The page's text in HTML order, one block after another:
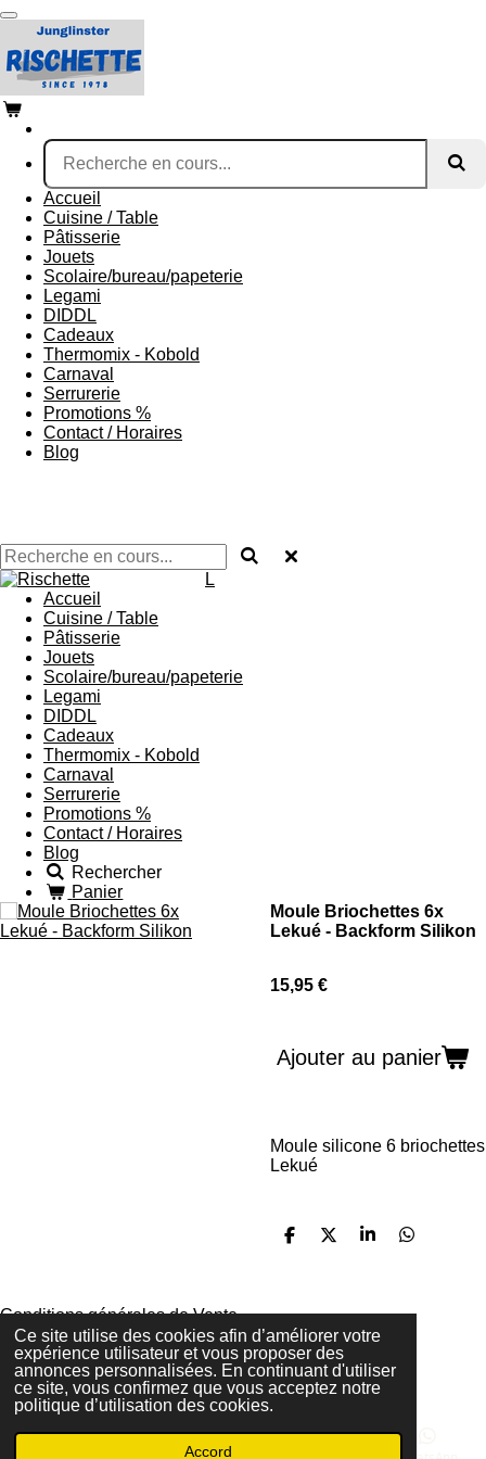
Ce site utilise des cookies afin d’améliorer votre
expérience utilisateur et vous proposer des
annonces personnalisées. En continuant d'utiliser
ce site, vous confirmez que vous acceptez notre
politique d’utilisation des cookies.
Accord
Passer
contenu
principal
Accueil
Cuisine / Table
Pâtisserie
Jouets
Scolaire/bureau/papeterie
Legami
DIDDL
Cadeaux
Thermomix - Kobold
Carnaval
Serrurerie
Promotions %
Contact / Horaires
Blog
L
Accueil
Cuisine / Table
Pâtisserie
Jouets
Scolaire/bureau/papeterie
Legami
DIDDL
Cadeaux
Thermomix - Kobold
Carnaval
Serrurerie
Promotions %
Contact / Horaires
Blog
Rechercher
Panier
Moule Briochettes 6x
Lekué - Backform Silikon
15,95 €
Ajouter au panier
Moule silicone 6 briochettes
Lekué
P
a
g
e
r
P
a
g
e
r
P
a
g
e
r
P
a
Conditions générales de Vente
Mentions Légales
Politique de Confidentialité
© 2020 - 2026 Rischette
Propulsé parWebador